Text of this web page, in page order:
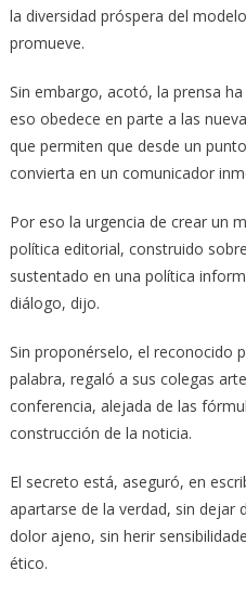
la diversidad próspera del
promueve.
Sin embargo, acotó, la prensa
eso obedece en parte a las
que permiten que desde un
convierta en un comunicador
Por eso la urgencia de crear un
política editorial, construido
sustentado en una política
diálogo, dijo.
Sin proponérselo, el reconocido
palabra, regaló a sus colegas
conferencia, alejada de las
construcción de la noticia.
El secreto está, aseguró, en
apartarse de la verdad, sin dejar
dolor ajeno, sin herir
ético.